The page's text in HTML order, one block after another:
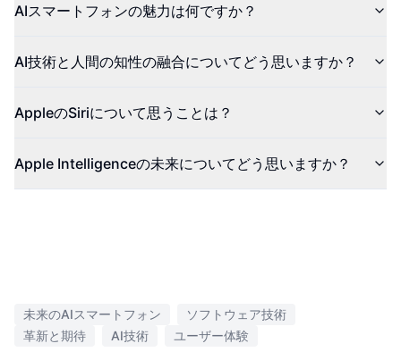
AIスマートフォンの魅力は何ですか？
AI技術と人間の知性の融合についてどう思いますか？
AppleのSiriについて思うことは？
Apple Intelligenceの未来についてどう思いますか？
未来のAIスマートフォン
ソフトウェア技術
革新と期待
AI技術 ユーザー体験